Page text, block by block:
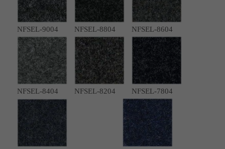
NFSEL-9004 NFSEL-8804 NFSEL-8604
NFSEL-8404 NFSEL-8204 NFSEL-7804